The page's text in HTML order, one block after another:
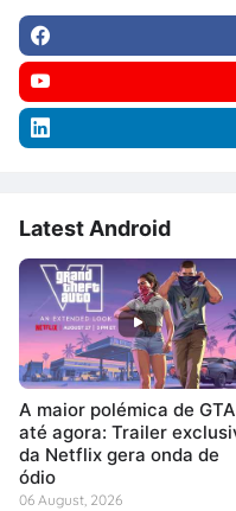
Latest Android
A maior polémica de
até agora: Trailer
da Netflix gera onda de
ódio
06 August, 2026